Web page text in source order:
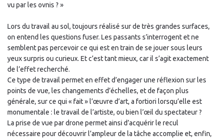
vu par les ovnis ? »
Lors du travail au sol, toujours réalisé sur de très grandes surfaces,
on entend les questions fuser. Les passants s’interrogent et ne
semblent pas percevoir ce qui est en train de se jouer sous leurs
yeux surpris ou curieux. Et c’est tant mieux, car il s’agit exactement
de l’effet recherché.
Ce type de travail permet en effet d’engager une réflexion sur les
points de vue, les changements d’échelles, et de façon plus
générale, sur ce qui « fait » l’œuvre d’art, a fortiori lorsqu’elle est
monumentale : le travail de l’artiste, ou bien l’œil du spectateur ?
La prise de vue par drone permet ainsi d’acquérir le recul
nécessaire pour découvrir l’ampleur de la tâche accomplie et, enfin,